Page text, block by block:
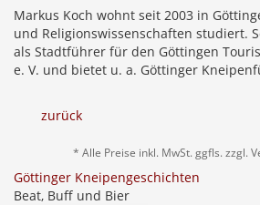
Markus Koch wohnt seit 2003 in
und Religionswissenschaften studiert.
als Stadtführer für den Göttingen
e. V. und bietet u. a. Göttinger
zurück
* Alle Preise inkl. MwSt. ggfls. zzgl.
Göttinger Kneipengeschichten
Beat, Buff und Bier